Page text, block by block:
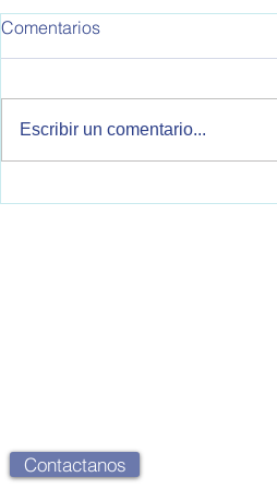
Comentarios
Escribir un comentario...
Contactanos